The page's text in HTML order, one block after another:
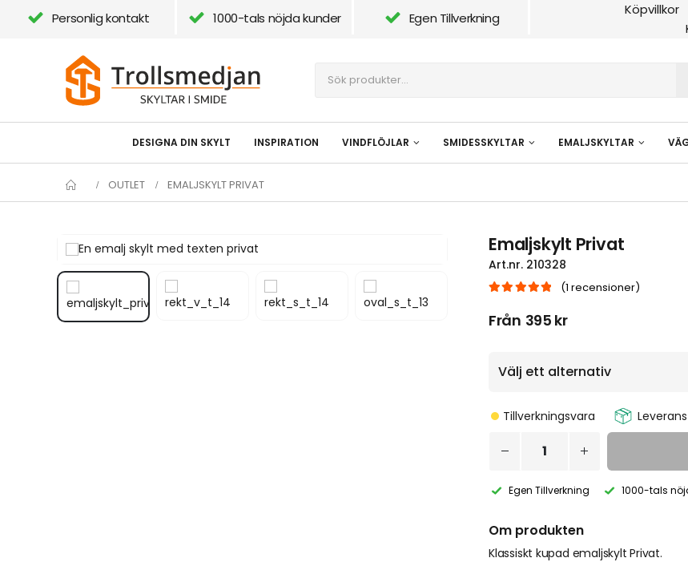
Personlig kontakt 1000-tals nöjda kunder Egen Tillverkning
Köpvillkor
DESIGNA DIN SKYLT INSPIRATION VINDFLÖJLAR SMIDESSKYLTAR EMALJSKYLTAR
OUTLET EMALJSKYLT PRIVAT
Emaljskylt Privat
Art.nr. 210328
(1 recensioner)
Från 395 kr
Tillverkningsvara
Egen Tillverkning 1000-tals
Om produkten
Klassiskt kupad emaljskylt Privat.